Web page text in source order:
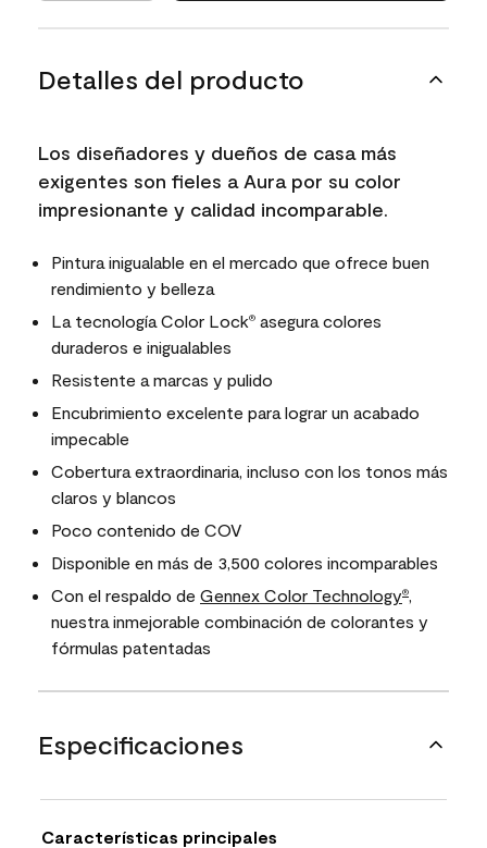
Detalles del producto
Los diseñadores y dueños de casa más
exigentes son fieles a Aura por su color
impresionante y calidad incomparable.
Pintura inigualable en el mercado que ofrece buen
rendimiento y belleza
La tecnología Color Lock® asegura colores
duraderos e inigualables
Resistente a marcas y pulido
Encubrimiento excelente para lograr un acabado
impecable
Cobertura extraordinaria, incluso con los tonos más
claros y blancos
Poco contenido de COV
Disponible en más de 3,500 colores incomparables
Con el respaldo de Gennex Color Technology®,
nuestra inmejorable combinación de colorantes y
fórmulas patentadas
Especificaciones
Características principales